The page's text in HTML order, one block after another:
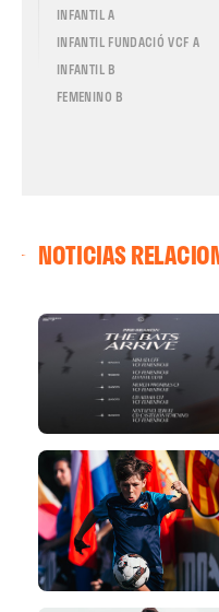
INFANTIL A
INFANTIL FUNDACIÓ VCF A
INFANTIL B
FEMENINO B
NOTICIAS